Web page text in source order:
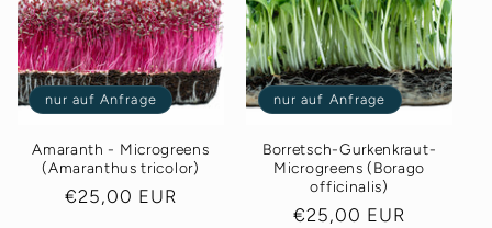
i
e nur auf Anfrage
Amaranth - Microgreens
(Amaranthus tricolor)
Normaler
€25,00 EUR
nur auf Anfrage
Borretsch-Gurkenkraut-
Microgreens (Borago
officinalis)
Normaler
€25,00 EUR